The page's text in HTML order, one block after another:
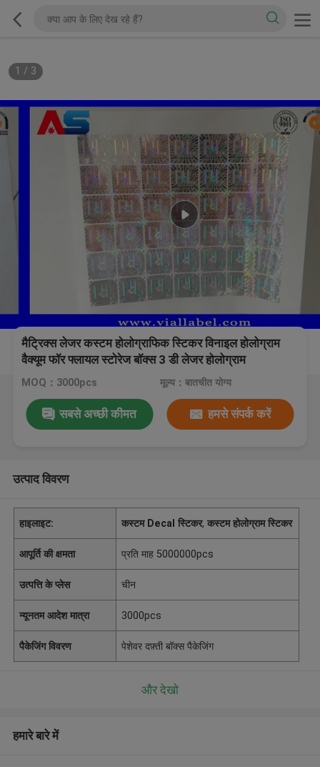
1 / 3
मैट्रिक्स लेजर कस्टम होलोग्राफिक स्टिकर विनाइल होलोग्राम
वैक्यूम फॉर फ्लायल स्टोरेज बॉक्स 3 डी लेजर होलोग्राम
MOQ：3000pcs मूल्य：बातचीत योग्य
सबसे अच्छी कीमत हमसे संपर्क करें
उत्पाद विवरण
हाइलाइट: कस्टम Decal स्टिकर,कस्टम होलोग्राम स्टिकर
आपूर्ति की क्षमता प्रति माह 5000000pcs
उत्पत्ति के प्लेस चीन
न्यूनतम आदेश मात्रा 3000pcs
पैकेजिंग विवरण पेशेवर दफ़्ती बॉक्स पैकेजिंग
और देखो
हमारे बारे में